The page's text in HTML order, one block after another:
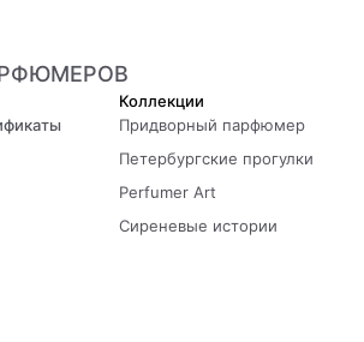
Коллекции
Придворный парфюмер
Петербургские прогулки
Perfumer Art
Сиреневые истории